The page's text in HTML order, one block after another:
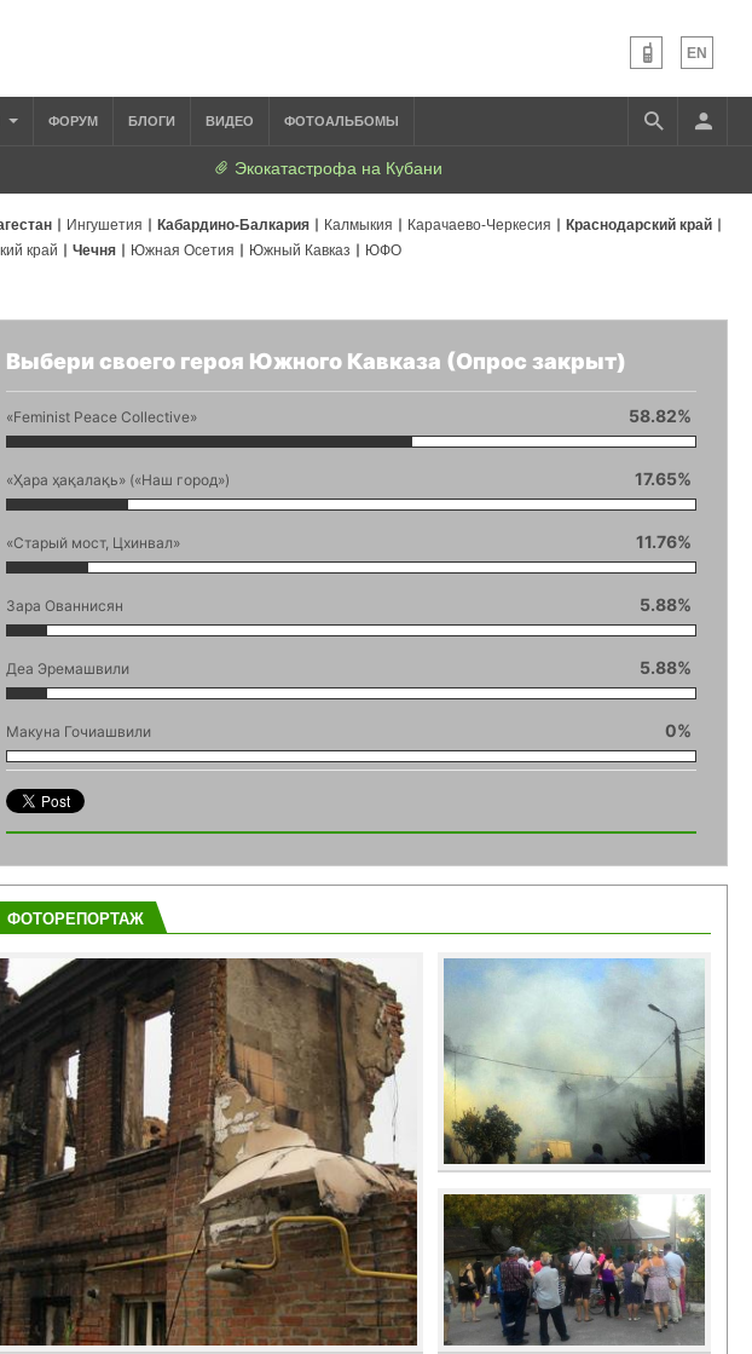
EN
ФОРУМ БЛОГИ ВИДЕО ФОТОАЛЬБОМЫ
Экокатастрофа на Кубани
Ингушетия Кабардино-Балкария Калмыкия Карачаево-Черкесия
Краснодарский край
край Чечня Южная Осетия Южный Кавказ ЮФО
Выбери своего героя Южного Кавказа (Опрос закрыт)
«Feminist Peace Collective» 58.82%
«Ҳара ҳақалақь» («Наш город») 17.65%
«Старый мост, Цхинвал» 11.76%
Зара Ованнисян 5.88%
Деа Эремашвили 5.88%
Макуна Гочиашвили 0%
ФОТОРЕПОРТАЖ